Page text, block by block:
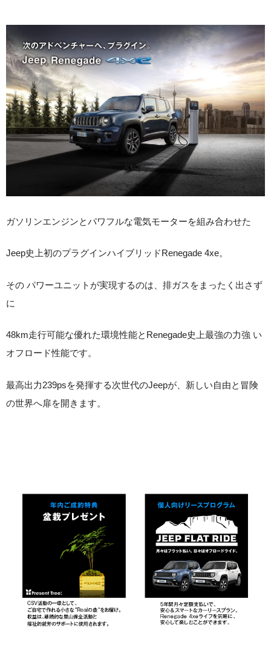
ガソリンエンジンとパワフルな電気モーターを組み合わせた
Jeep史上初のプラグインハイブリッドRenegade 4xe。
その パワーユニットが実現するのは、排ガスをまったく出さず
に
48km走行可能な優れた環境性能とRenegade史上最強の力強 い
オフロード性能です。
最高出力239psを発揮する次世代のJeepが、新しい自由と冒険
の世界へ扉を開きます。